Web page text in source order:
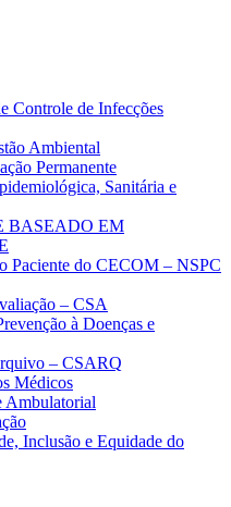
Controle de Infecções
Ambiental
Permanente
Sanitária e
BASEADO EM
Paciente do CECOM – NSPC
– CSA
à Doenças e
– CSARQ
Médicos
Ambulatorial
Inclusão e Equidade do